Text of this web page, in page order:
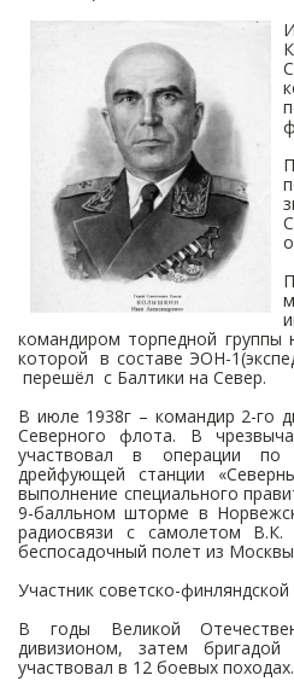
командиром торпедной группы
которой в составе ЭОН-
перешёл с Балтики на Север.
В июле 1938г – командир 2-го
Северного флота. В
участвовал в операции по
дрейфующей станции
выполнение специального
9-балльном шторме в
радиосвязи с самолетом В.К.
беспосадочный полет из
Участник советско-
В годы Великой
дивизионом, затем
участвовал в 12 боевых походах.